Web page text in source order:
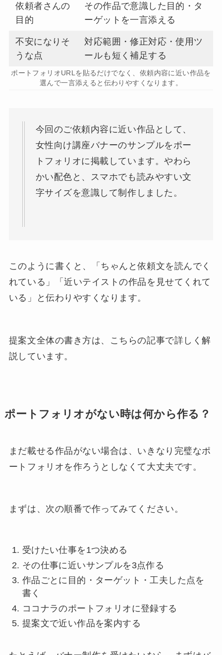
依頼者さんの
目的
その作品で意識した目的・タ
ーゲットを一言添える
不安になりそ
うな点
対応範囲・修正対応・使用ツ
ールも短く補足する
ポートフォリオURLを貼るだけでなく、依頼内容に近い作品を
選んで一言添えると伝わりやすくなります。
今回のご依頼内容に近い作品として、
女性向け講座バナーのサンプルをポー
トフォリオに掲載しています。やわら
かい配色と、スマホでも読みやすい文
字サイズを意識して制作しました。
このように書くと、「ちゃんと依頼文を読んでく
れている」「近いテイストの作品を見せてくれて
いる」と伝わりやすくなります。
提案文全体の書き方は、こちらの記事で詳しく解
説しています。
ポートフォリオがない時は何から作る？
まだ載せる作品がない場合は、いきなり完璧なポ
ートフォリオを作ろうとしなくて大丈夫です。
まずは、次の順番で作ってみてください。
受けたい仕事を1つ決める
その仕事に近いサンプルを3点作る
作品ごとに目的・ターゲット・工夫した点を
書く
ココナラのポートフォリオに登録する
提案文で近い作品を案内する